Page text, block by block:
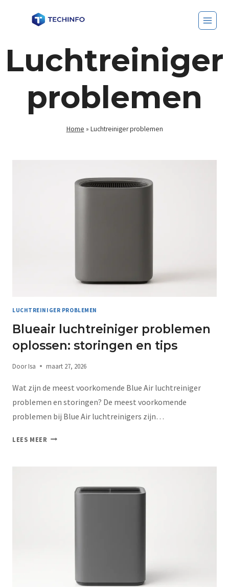
Luchtreiniger
problemen
Home » Luchtreiniger problemen
LUCHTREINIGER PROBLEMEN
Blueair luchtreiniger problemen
oplossen: storingen en tips
Door Isa maart 27, 2026
Wat zijn de meest voorkomende Blue Air luchtreiniger
problemen en storingen? De meest voorkomende
problemen bij Blue Air luchtreinigers zijn…
LEES MEER